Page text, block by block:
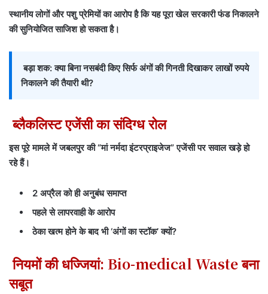
स्थानीय लोगों और पशु प्रेमियों का आरोप है कि यह पूरा खेल सरकारी फंड निकालने
की सुनियोजित साजिश हो सकता है।
बड़ा शक: क्या बिना नसबंदी किए सिर्फ अंगों की गिनती दिखाकर लाखों रुपये
निकालने की तैयारी थी?
ब्लैकलिस्ट एजेंसी का संदिग्ध रोल
इस पूरे मामले में जबलपुर की “मां नर्मदा इंटरप्राइजेज” एजेंसी पर सवाल खड़े हो
रहे हैं।
2 अप्रैल को ही अनुबंध समाप्त
पहले से लापरवाही के आरोप
ठेका खत्म होने के बाद भी ‘अंगों का स्टॉक’ क्यों?
नियमों की धज्जियां: Bio-medical Waste बना
सबूत